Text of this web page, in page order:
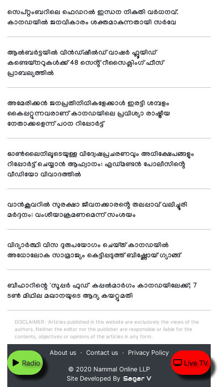
Radio Live TV
സെപ്റ്റംബറിലെ ഫെഡറൽ ഇന്ധന നികുതി വർധനവ്.
കാനഡയിൽ ജനവികാരം ശക്തമാകുന്നതായി സർവേ
ആൽബർട്ടയിൽ വിൻഡ്‌ഷീൽഡ് വാഷർ ഫ്ലൂയിഡ്
കണ്ടെയ്നറുകൾക്ക് 48 സെൻ്റ് റീസൈക്ലിംഗ് ഫീസ്
പ്രാബല്യത്തിൽ
അമേരിക്കൻ ജനപ്രതിനിധികളേക്കാൾ ഇരട്ടി ശമ്പളം
കൈപ്പറ്റുന്നവരാണ് കാനഡയിലെ പ്രവിശ്യാ രാഷ്ട്രീയ
നേതാക്കളെന്ന് പഠന റിപ്പോർട്ട്
ഓൺലൈനിലൂടെയുള്ള വിദ്വേഷപ്രചരണവും അധിക്ഷേപങ്ങളും
റിപ്പോർട്ട് ചെയ്യാൻ ആഹ്വാനം: എഡ്മണ്ടൻ പോലീസിൻ്റെ
വീഡിയോ വിവാദത്തിൽ
വാൻകൂവറിൽ സുരക്ഷാ ജീവനക്കാരൻ്റെ തലപ്പാവ് വലിച്ചൂരി
മർദ്ദനം: വംശീയാക്രമണമെന്ന് സംശയം
വിദ്യാർത്ഥി വിസ ദുരുപയോഗം ചെയ്ത് കാനഡയിൽ
അധോലോക സാമ്രാജ്യം കെട്ടിപ്പടുത്ത് ബിഷ്ണോയ് ഗ്യാങ്ങ്
ബീഹാറിന്റെ 'സൂപ്പര്‍ ഫുഡ്' കപ്പല്‍മാര്‍ഗം കാനഡയിലേക്ക്; 7
ടണ്‍ മിഥില മഖാനയുടെ ആദ്യ കയറ്റുമതി
DISCLAIMER : Articles published in this website are exclusively the views of the
authors. Neither the editor nor the publisher are responsible or liable for the
contents, objectives or opinions of the articles in any form.
© 2020 Nammal Online LLP
About us Contact us Privacy Policy
Site Developed By Sagar V